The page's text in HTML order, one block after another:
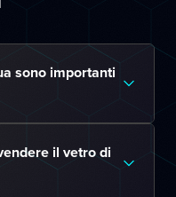
sono importanti
il vetro di